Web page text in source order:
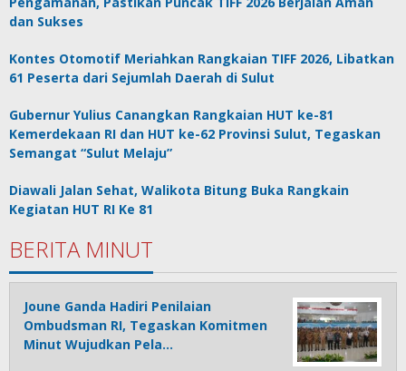
dan Sukses
Kontes Otomotif Meriahkan Rangkaian TIFF 2026, Libatkan
61 Peserta dari Sejumlah Daerah di Sulut
Gubernur Yulius Canangkan Rangkaian HUT ke-81
Kemerdekaan RI dan HUT ke-62 Provinsi Sulut, Tegaskan
Semangat “Sulut Melaju”
Diawali Jalan Sehat, Walikota Bitung Buka Rangkain
Kegiatan HUT RI Ke 81
BERITA MINUT
Joune Ganda Hadiri Penilaian
Ombudsman RI, Tegaskan Komitmen
Minut Wujudkan Pela…